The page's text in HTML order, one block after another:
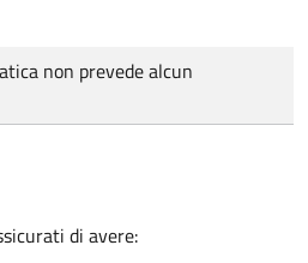
non prevede alcun
di avere: